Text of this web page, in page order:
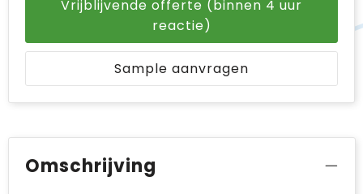
Vrijblijvende offerte (binnen 4 uur
reactie)
Sample aanvragen
Omschrijving